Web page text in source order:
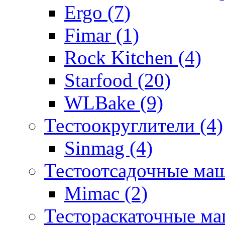
Ergo (7)
Fimar (1)
Rock Kitchen (4)
Starfood (20)
WLBake (9)
Тестоокруглители (4)
Sinmag (4)
Тестоотсадочные
Mimac (2)
Тестораскаточные